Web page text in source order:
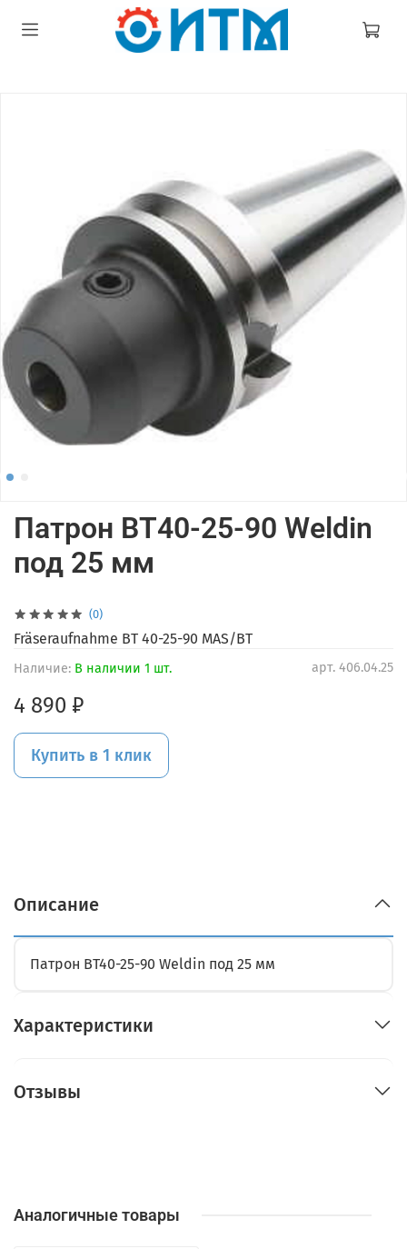
(0)
арт. 406.04.25
Наличие: В наличии 1 шт.
Патрон BT40-25-90 Weldin
под 25 мм
4 890 ₽
Купить в 1 клик
Fräseraufnahme BT 40-25-90 MAS/BT
Описание
Патрон BT40-25-90 Weldin под 25 мм
Характеристики
Отзывы
Аналогичные товары